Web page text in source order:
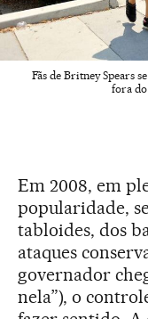
Fãs de Britney Spears
fora
Em 2008, em
popularidade,
tabloides, dos
ataques
governador
nela”), o